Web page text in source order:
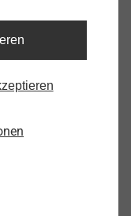
dem Unglück
am Bau